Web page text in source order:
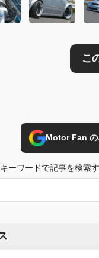
Motor Fan の
キーワードで記事を検索